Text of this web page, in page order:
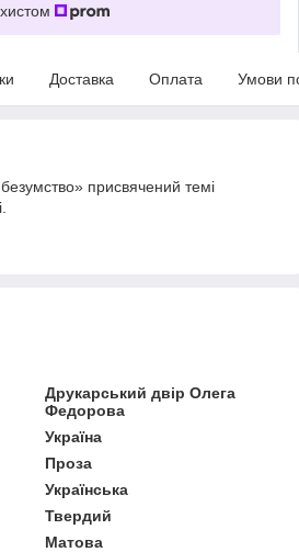
Доставка Оплата Умови
присвячений темі
Друкарський двір Олега
Федорова
Україна
Проза
Українська
Твердий
Матова